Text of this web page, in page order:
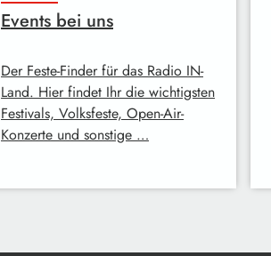
Events bei uns
Der Feste-Finder für das Radio IN-
Land. Hier findet Ihr die wichtigsten
Festivals, Volksfeste, Open-Air-
Konzerte und sonstige …